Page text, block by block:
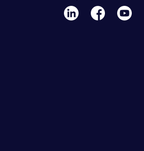
Linkedin
Social
Facebook
Social
Youtube
Link